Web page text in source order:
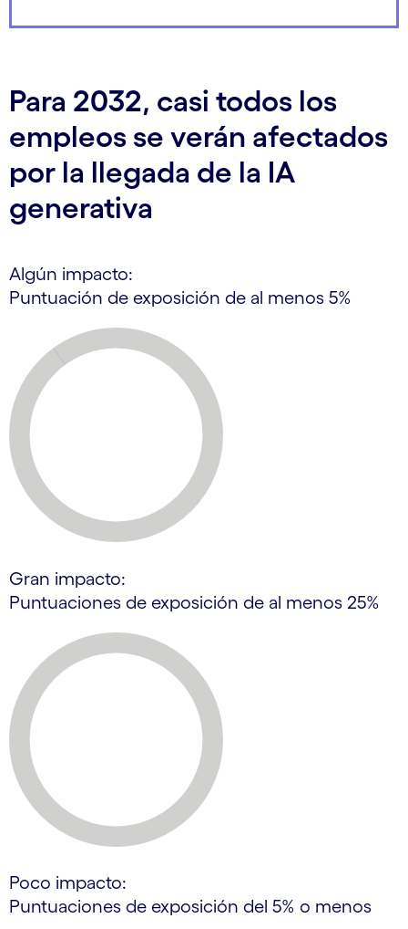
Para 2032, casi todos los
empleos se verán afectados
por la llegada de la IA
generativa
Algún impacto:
Puntuación de exposición de al menos 5%
Gran impacto:
Puntuaciones de exposición de al menos 25%
Poco impacto:
Puntuaciones de exposición del 5% o menos